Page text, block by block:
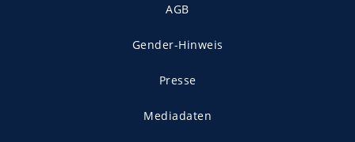
AGB
Gender-Hinweis
Presse
Mediadaten